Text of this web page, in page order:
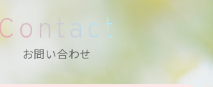
Contact
お問い合わせ